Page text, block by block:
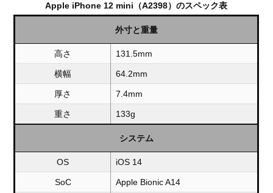
Apple iPhone 12 mini（A2398）のスペック表
外寸と重量
高さ 131.5mm
横幅 64.2mm
厚さ 7.4mm
重さ 133g
システム
OS iOS 14
SoC Apple Bionic A14